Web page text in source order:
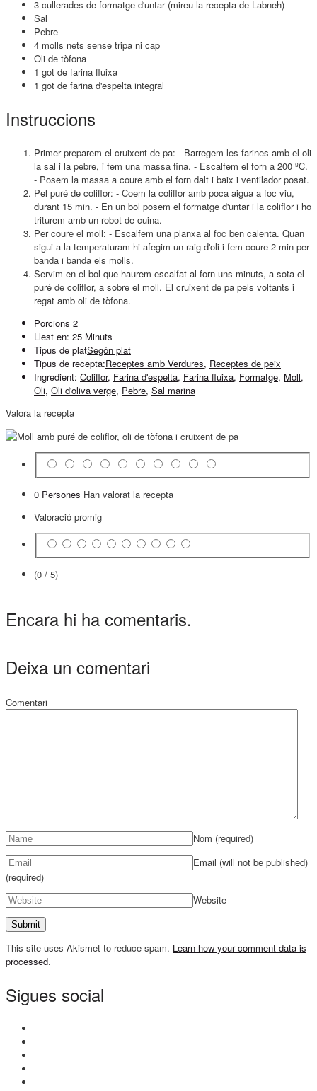
3 cullerades de formatge d'untar (mireu la recepta de Labneh)
Sal
Pebre
4 molls nets sense tripa ni cap
Oli de tòfona
1 got de farina fluixa
1 got de farina d'espelta integral
Instruccions
Primer preparem el cruixent de pa: - Barregem les farines amb el oli
la sal i la pebre, i fem una massa fina. - Escalfem el forn a 200 ºC.
- Posem la massa a coure amb el forn dalt i baix i ventilador posat.
Pel puré de coliflor: - Coem la coliflor amb poca aigua a foc viu,
durant 15 min. - En un bol posem el formatge d'untar i la coliflor i ho
triturem amb un robot de cuina.
Per coure el moll: - Escalfem una planxa al foc ben calenta. Quan
sigui a la temperaturam hi afegim un raig d'oli i fem coure 2 min per
banda i banda els molls.
Servim en el bol que haurem escalfat al forn uns minuts, a sota el
puré de coliflor, a sobre el moll. El cruixent de pa pels voltants i
regat amb oli de tòfona.
Porcions 2
Llest en: 25 Minuts
Tipus de platSegón plat
Tipus de recepta:Receptes amb Verdures, Receptes de peix
Ingredient: Coliflor, Farina d'espelta, Farina fluixa, Formatge, Moll,
Oli, Oli d'oliva verge, Pebre, Sal marina
Valora la recepta
0 Persones Han valorat la recepta
Valoració promig
(0 / 5)
Encara hi ha comentaris.
Deixa un comentari
Comentari
Nom (required)
Email (will not be published)
(required)
Website
This site uses Akismet to reduce spam. Learn how your comment data is
processed.
Sigues social